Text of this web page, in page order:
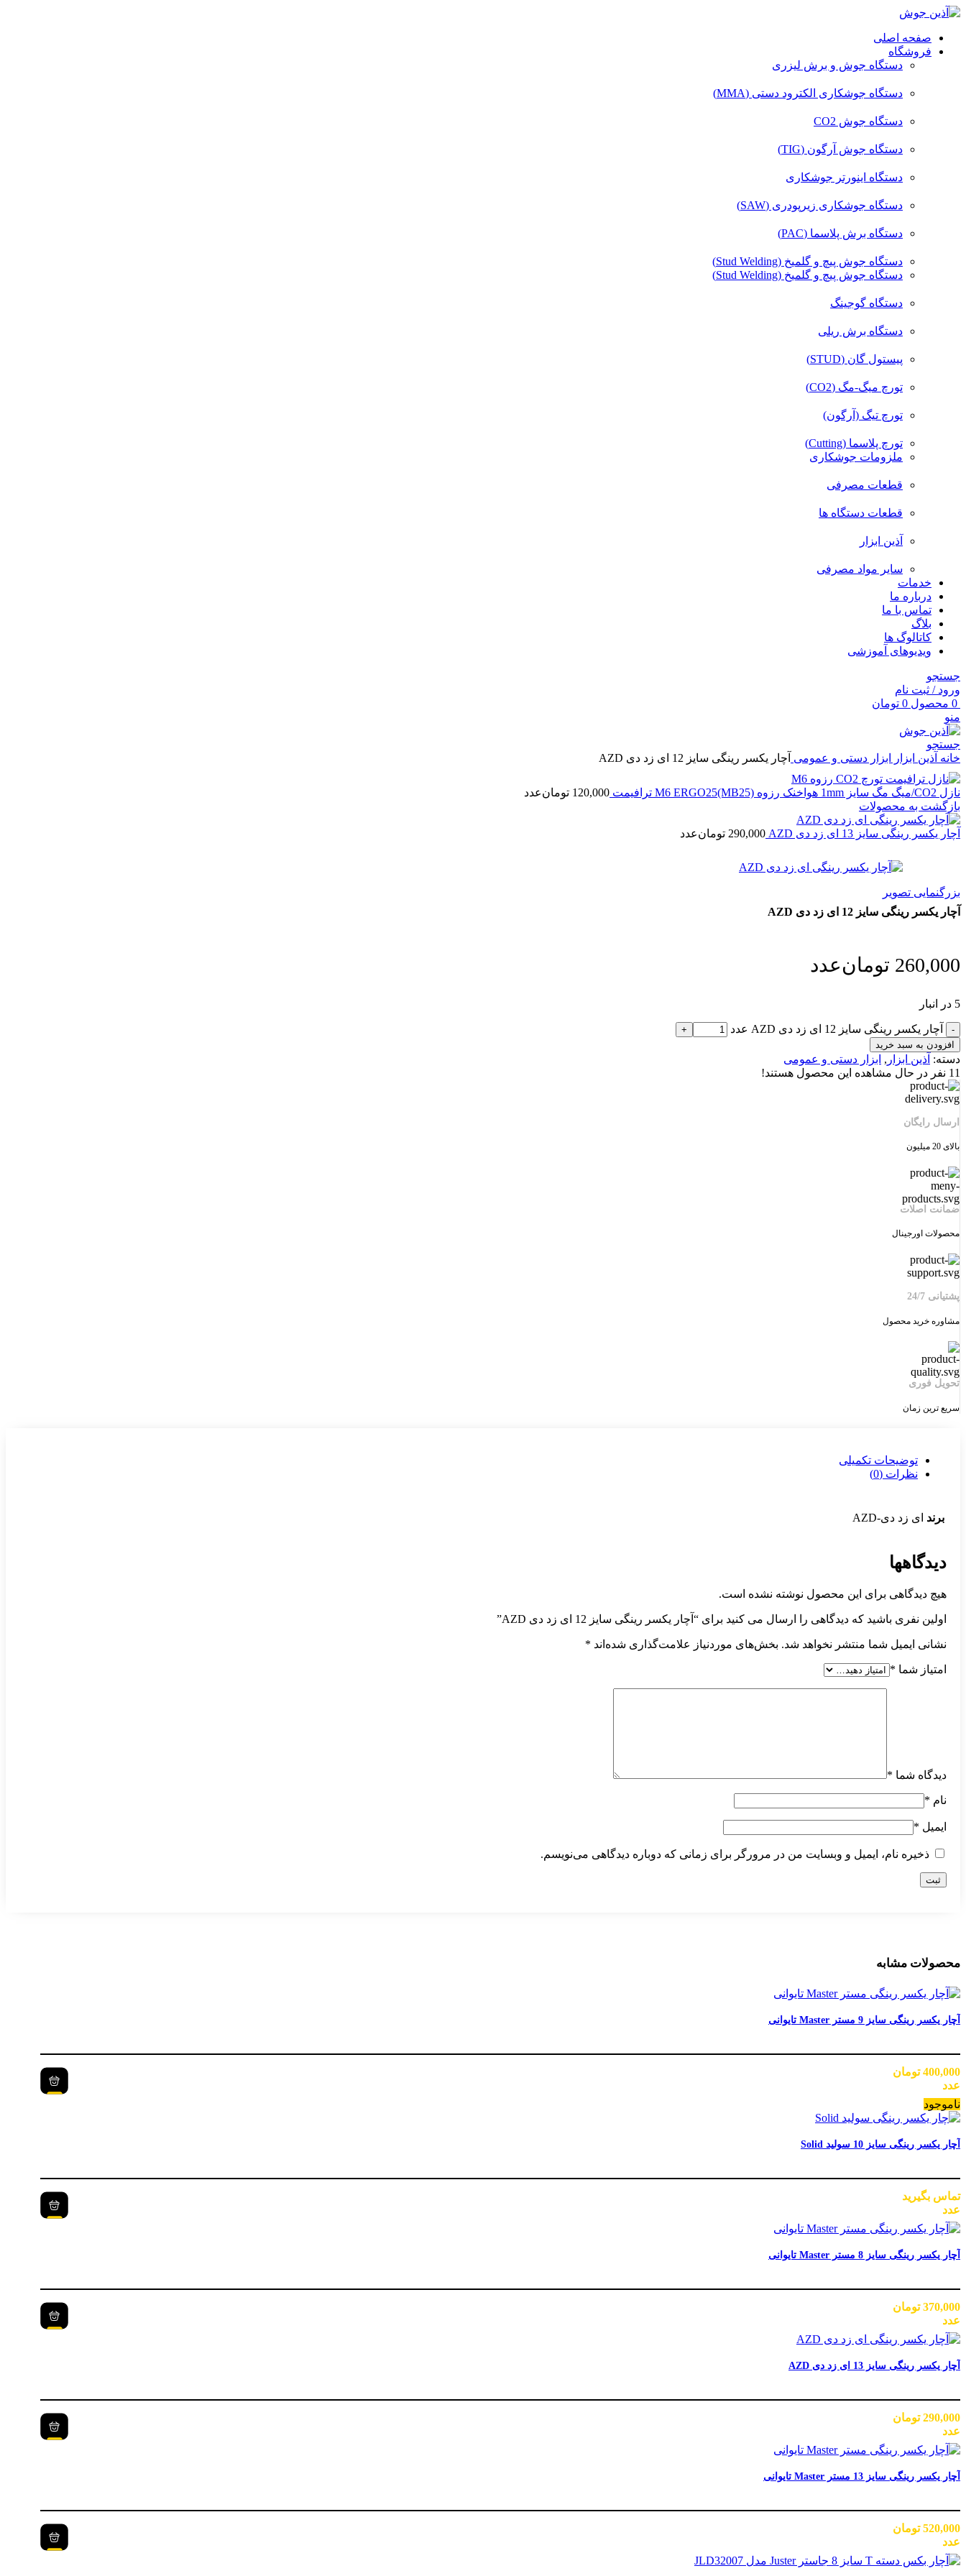
صفحه اصلی
فروشگاه
دستگاه جوش و برش لیزری
دستگاه جوشکاری الکترود دستی (MMA)
دستگاه جوش CO2
دستگاه جوش آرگون (TIG)
دستگاه اینورتر جوشکاری
دستگاه جوشکاری زیرپودری (SAW)
دستگاه برش پلاسما (PAC)
دستگاه جوش پیچ و گلمیخ (Stud Welding)
دستگاه جوش پیچ و گلمیخ (Stud Welding)
دستگاه گوجینگ
دستگاه برش ریلی
پیستول گان (STUD)
تورچ میگ-مگ (CO2)
تورچ تیگ (آرگون)
تورچ پلاسما (Cutting)
ملزومات جوشکاری
قطعات مصرفی
قطعات دستگاه ها
آذین ابزار
سایر مواد مصرفی
خدمات
درباره ما
تماس با ما
بلاگ
کاتالوگ ها
ویدیوهای آموزشی
جستجو
ورود / ثبت نام
0 محصول 0 تومان
منو
جستجو
خانه آذین ابزار ابزار دستی و عمومی آچار یکسر رینگی سایز 12 ای زد دی AZD
نازل CO2/میگ مگ سایز 1mm هواخنک رزوه M6 ERGO25(MB25) ترافیمت 120,000 تومانعدد
بازگشت به محصولات
آچار یکسر رینگی سایز 13 ای زد دی AZD 290,000 تومانعدد
بزرگنمایی تصویر
آچار یکسر رینگی سایز 12 ای زد دی AZD
260,000 تومانعدد
5 در انبار
آچار یکسر رینگی سایز 12 ای زد دی AZD عدد
افزودن به سبد خرید
دسته: آذین ابزار , ابزار دستی و عمومی
11 نفر در حال مشاهده این محصول هستند!
ارسال رایگان
بالای 20 میلیون
ضمانت اصلات
محصولات اورجینال
پشتیانی 24/7
مشاوره خرید محصول
تحویل فوری
سریع ترین زمان
توضیحات تکمیلی
نظرات (0)
برند ای زد دی-AZD
دیدگاهها
هیچ دیدگاهی برای این محصول نوشته نشده است.
اولین نفری باشید که دیدگاهی را ارسال می کنید برای “آچار یکسر رینگی سایز 12 ای زد دی AZD”
نشانی ایمیل شما منتشر نخواهد شد. بخش‌های موردنیاز علامت‌گذاری شده‌اند *
امتیاز شما *
دیدگاه شما *
نام *
ایمیل *
ذخیره نام، ایمیل و وبسایت من در مرورگر برای زمانی که دوباره دیدگاهی می‌نویسم.
محصولات مشابه
آچار یکسر رینگی سایز 9 مستر Master تایوانی
400,000 تومان
عدد
ناموجود
آچار یکسر رینگی سایز 10 سولید Solid
تماس بگیرید
عدد
آچار یکسر رینگی سایز 8 مستر Master تایوانی
370,000 تومان
عدد
آچار یکسر رینگی سایز 13 ای زد دی AZD
290,000 تومان
عدد
آچار یکسر رینگی سایز 13 مستر Master تایوانی
520,000 تومان
عدد